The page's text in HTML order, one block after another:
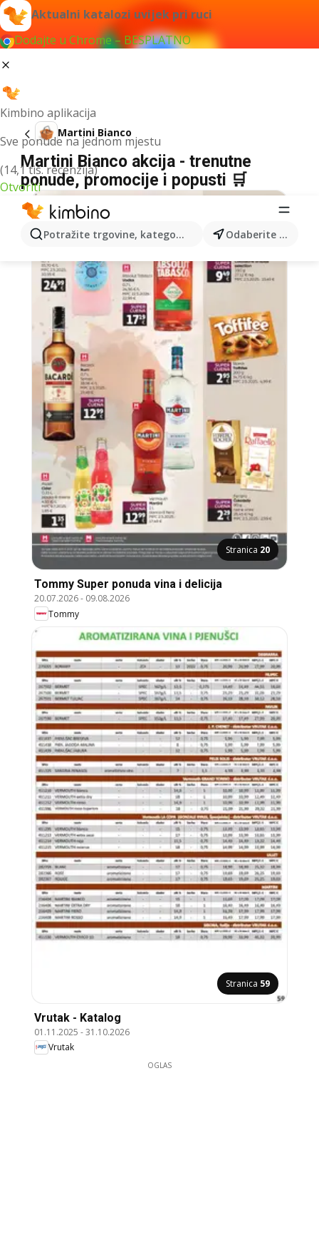
Aktualni katalozi uvijek pri ruci
Dodajte u Chrome – BESPLATNO
Kimbino aplikacija
Sve ponude na jednom mjestu
(14,1 tis. recenzija)
Otvoriti
Potražite trgovine, kategorije, proizvode... Odaberite grad
Martini Bianco
Martini Bianco akcija - trenutne
ponude, promocije i popusti 🛒
Stranica 20
Tommy Super ponuda vina i delicija
20.07.2026- 09.08.2026
Tommy
Stranica 59
Vrutak - Katalog
01.11.2025 -31.10.2026
Vrutak
OGLAS